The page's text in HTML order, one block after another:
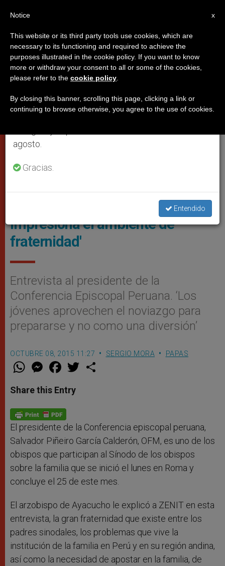
PAPAS
'Entre los padres sinodales me
impresiona el ambiente de
fraternidad'
Entrevista al presidente de la
Conferencia Episcopal Peruana. ‘Los
jóvenes aprovechen el noviazgo para
prepararse y no como una diversión’
OCTUBRE 08, 2015 11:27 SERGIO MORA PAPAS
W
t
s
p
p
M
e
s
e
g
e
r
F
a
e
b
o
k
w
Share this Entry
El presidente de la Conferencia episcopal peruana,
Salvador Piñeiro García Calderón, OFM, es uno de los
obispos que participan al Sínodo de los obispos
sobre la familia que se inició el lunes en Roma y
concluye el 25 de este mes.
El arzobispo de Ayacucho le explicó a ZENIT en esta
entrevista, la gran fraternidad que existe entre los
padres sinodales, los problemas que vive la
institución de la familia en Perú y en su región andina,
así como la necesidad de apostar en la familia, de
×
Aviso importante
Del 27 de julio al 7 de agosto haremos la pausa
anual, aprovechando que en el periodo de verano
se generan menos informaciones y también el
agosto.
Gracias.
Entendido
x
Notice
This website or its third party tools use cookies, which are
necessary to its functioning and required to achieve the
purposes illustrated in the cookie policy. If you want to know
more or withdraw your consent to all or some of the cookies,
please refer to the cookie policy
By closing this banner, scrolling this page, clicking a link or
continuing to browse otherwise, you agree to the use of cookies.